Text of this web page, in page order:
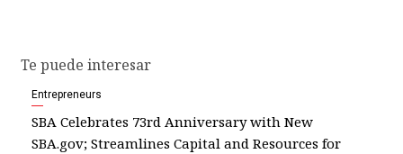
Te puede interesar
Entrepreneurs
SBA Celebrates 73rd Anniversary with New
SBA.gov; Streamlines Capital and Resources for